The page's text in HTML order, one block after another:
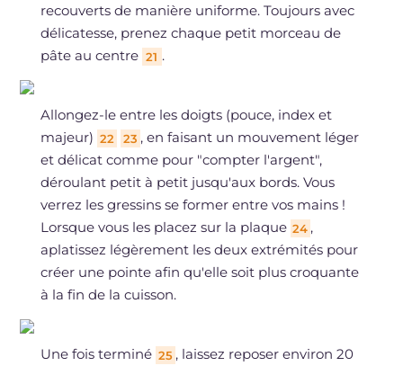
recouverts de manière uniforme. Toujours avec
délicatesse, prenez chaque petit morceau de
pâte au centre 21 .
Allongez-le entre les doigts (pouce, index et
majeur) 22 23 , en faisant un mouvement léger
et délicat comme pour "compter l'argent",
déroulant petit à petit jusqu'aux bords. Vous
verrez les gressins se former entre vos mains !
Lorsque vous les placez sur la plaque 24 ,
aplatissez légèrement les deux extrémités pour
créer une pointe afin qu'elle soit plus croquante
à la fin de la cuisson.
Une fois terminé 25 , laissez reposer environ 20